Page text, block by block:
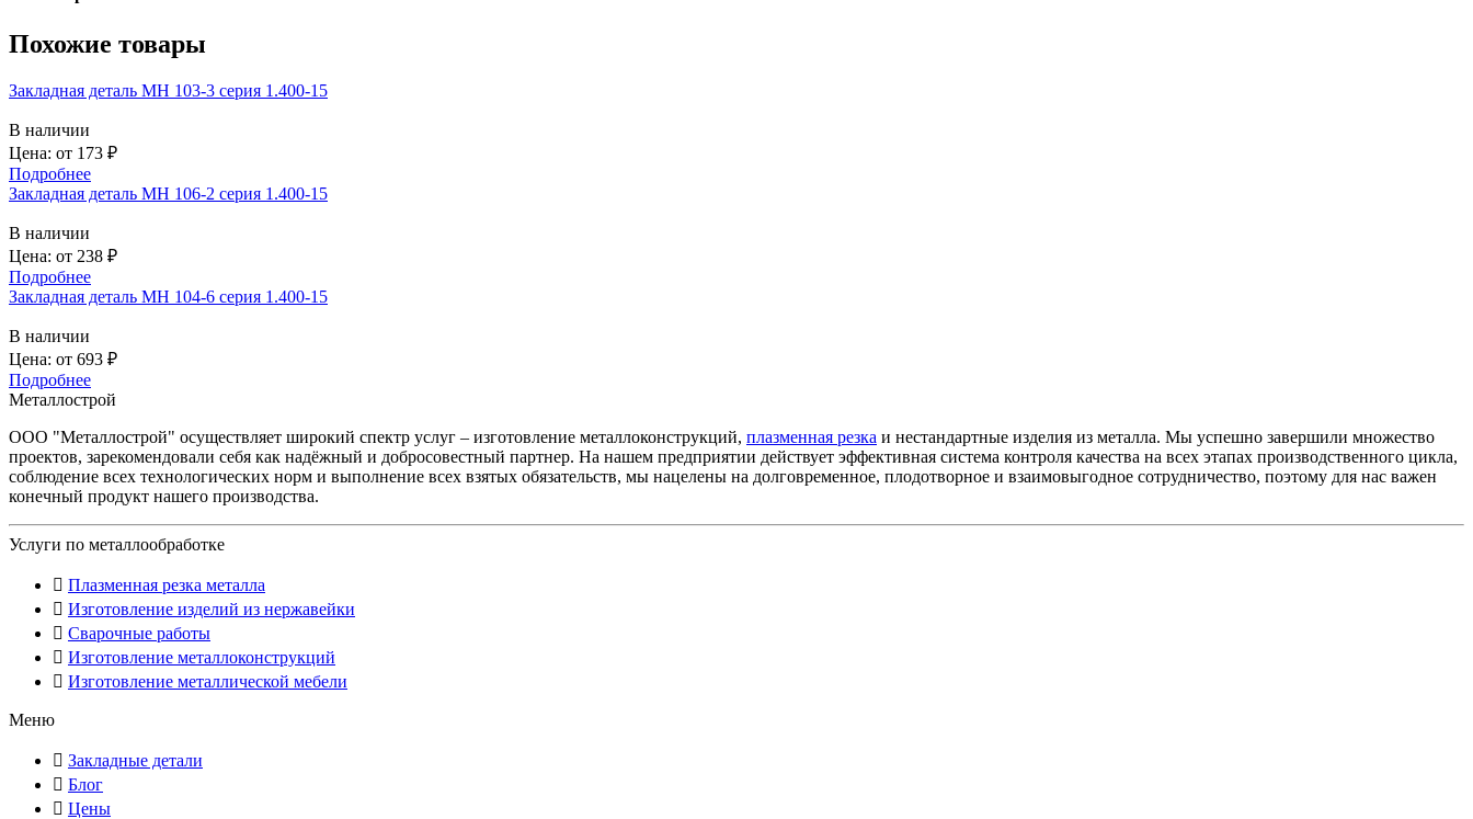
Похожие товары
Закладная деталь МН 103-3 серия 1.400-15
В наличии
Цена: от 173 ₽
Подробнее
Закладная деталь МН 106-2 серия 1.400-15
В наличии
Цена: от 238 ₽
Подробнее
Закладная деталь МН 104-6 серия 1.400-15
В наличии
Цена: от 693 ₽
Подробнее
Металлострой
ООО "Металлострой" осуществляет широкий спектр услуг – изготовление металлоконструкций, плазменная резка и нестандартные изделия из металла. Мы успешно завершили множество
проектов, зарекомендовали себя как надёжный и добросовестный партнер. На нашем предприятии действует эффективная система контроля качества на всех этапах производственного цикла,
соблюдение всех технологических норм и выполнение всех взятых обязательств, мы нацелены на долговременное, плодотворное и взаимовыгодное сотрудничество, поэтому для нас важен
конечный продукт нашего производства.
Услуги по металлообработке
Плазменная резка металла
Изготовление изделий из нержавейки
Сварочные работы
Изготовление металлоконструкций
Изготовление металлической мебели
Меню
Закладные детали
Блог
Цены